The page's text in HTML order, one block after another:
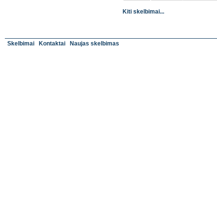
Kiti skelbimai...
Skelbimai Kontaktai Naujas skelbimas